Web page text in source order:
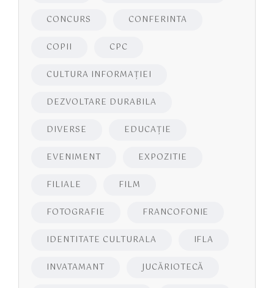
CONCURS CONFERINTA
COPII CPC
CULTURA INFORMAŢIEI
DEZVOLTARE DURABILA
DIVERSE EDUCAŢIE
EVENIMENT EXPOZITIE
FILIALE FILM
FOTOGRAFIE FRANCOFONIE
IDENTITATE CULTURALA IFLA
INVATAMANT JUCĂRIOTECĂ